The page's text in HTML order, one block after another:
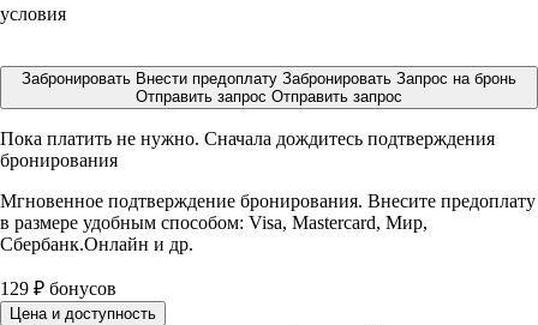
условия
Забронировать Внести предоплату Забронировать Запрос на бронь
Отправить запрос Отправить запрос
Пока платить не нужно. Сначала дождитесь подтверждения
бронирования
Мгновенное подтверждение бронирования. Внесите предоплату
в размере удобным способом: Visa, Mastercard, Мир,
Сбербанк.Онлайн и др.
129 ₽ бонусов
Цена и доступность